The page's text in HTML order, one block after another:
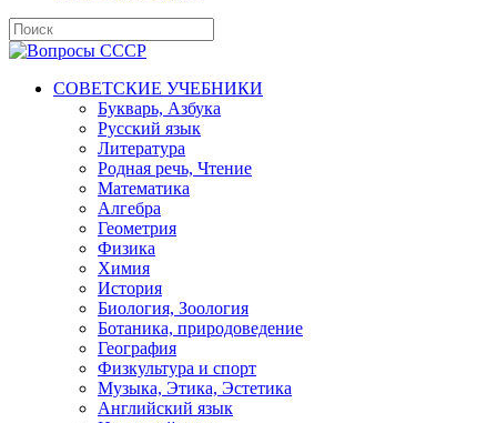
СОВЕТСКИЕ УЧЕБНИКИ
Букварь, Азбука
Русский язык
Литература
Родная речь, Чтение
Математика
Алгебра
Геометрия
Физика
Химия
История
Биология, Зоология
Ботаника, природоведение
География
Физкультура и спорт
Музыка, Этика, Эстетика
Английский язык